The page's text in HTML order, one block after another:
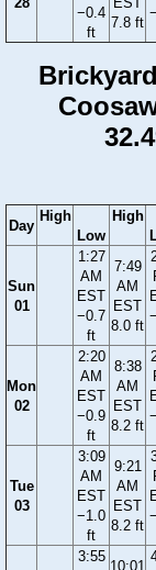
−0.4
ft
7.8 ft
Day
High
Low
High
Sun
01
1:27
AM
EST
−0.7
ft
7:49
AM
EST
8.0 ft
Mon
02
2:20
AM
EST
−0.9
ft
8:38
AM
EST
8.2 ft
Tue
03
3:09
AM
EST
−1.0
ft
9:21
AM
EST
8.2 ft
3:55
10:01